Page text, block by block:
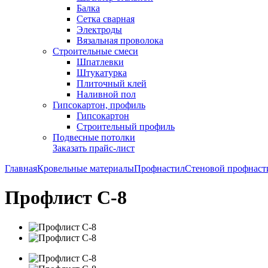
Балка
Сетка сварная
Электроды
Вязальная проволока
Строительные смеси
Шпатлевки
Штукатурка
Плиточный клей
Наливной пол
Гипсокартон, профиль
Гипсокартон
Строительный профиль
Подвесные потолки
Заказать прайс-лист
ГлавнаяКровельные материалыПрофнастилСтеновой
Профлист С-8